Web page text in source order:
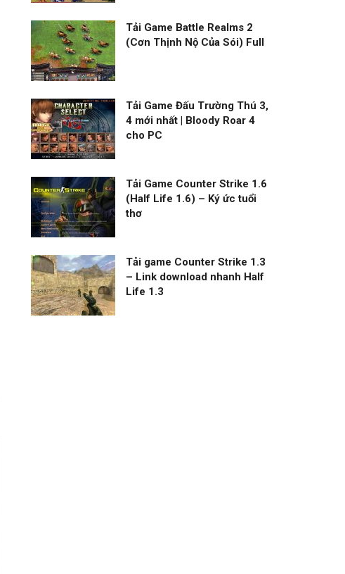
Tải Game Battle Realms 2
(Cơn Thịnh Nộ Của Sói) Full
Tải Game Đấu Trường Thú 3,
4 mới nhất | Bloody Roar 4
cho PC
Tải Game Counter Strike 1.6
(Half Life 1.6) – Ký ức tuổi
thơ
Tải game Counter Strike 1.3
– Link download nhanh Half
Life 1.3